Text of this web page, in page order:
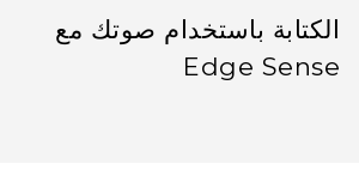
الكتابة باستخدام صوتك مع
Edge Sense